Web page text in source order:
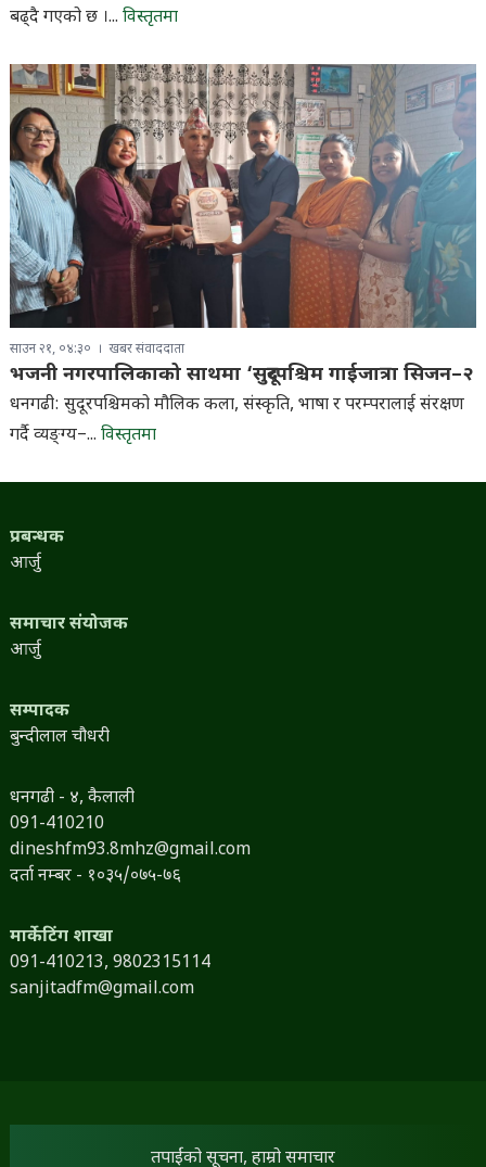
बढ्दै गएको छ ।... विस्तृतमा
साउन २१, ०४:३० खबर संवाददाता
भजनी नगरपालिकाको साथमा ‘सुदूरपश्चिम गाईजात्रा सिजन–२
धनगढी: सुदूरपश्चिमको मौलिक कला, संस्कृति, भाषा र परम्परालाई संरक्षण
गर्दै व्यङ्ग्य–... विस्तृतमा
प्रबन्धक
आर्जु
समाचार संयोजक
आर्जु
सम्पादक
बुन्दीलाल चौधरी
धनगढी - ४, कैलाली
091-410210
dineshfm93.8mhz@gmail.com
दर्ता नम्बर - १०३५/०७५-७६
मार्केटिंग शाखा
091-410213, 9802315114
sanjitadfm@gmail.com
तपाईंको सूचना, हाम्रो समाचार